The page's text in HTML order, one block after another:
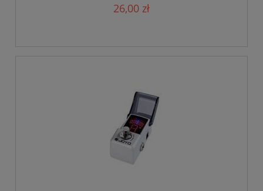
26,00 zł